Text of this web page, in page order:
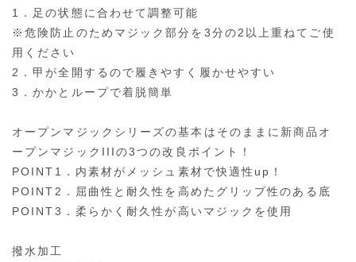
1．足の状態に合わせて調整可能
※危険防止のためマジック部分を3分の2以上重ねてご使
用ください
2．甲が全開するので履きやすく履かせやすい
3．かかとループで着脱簡単
オープンマジックシリーズの基本はそのままに新商品オ
ープンマジックIIIの3つの改良ポイント！
POINT1．内素材がメッシュ素材で快適性up！
POINT2．屈曲性と耐久性を高めたグリップ性のある底
POINT3．柔らかく耐久性が高いマジックを使用
撥水加工